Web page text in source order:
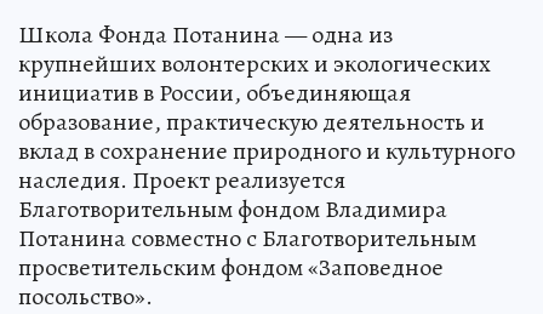
Школа Фонда Потанина — одна из
крупнейших волонтерских и экологических
инициатив в России, объединяющая
образование, практическую деятельность и
вклад в сохранение природного и культурного
наследия. Проект реализуется
Благотворительным фондом Владимира
Потанина совместно с Благотворительным
просветительским фондом «Заповедное
посольство».